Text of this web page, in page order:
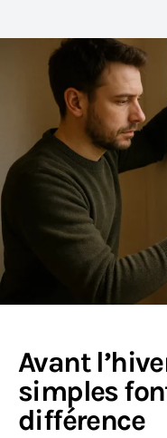
Avant
simples
différence